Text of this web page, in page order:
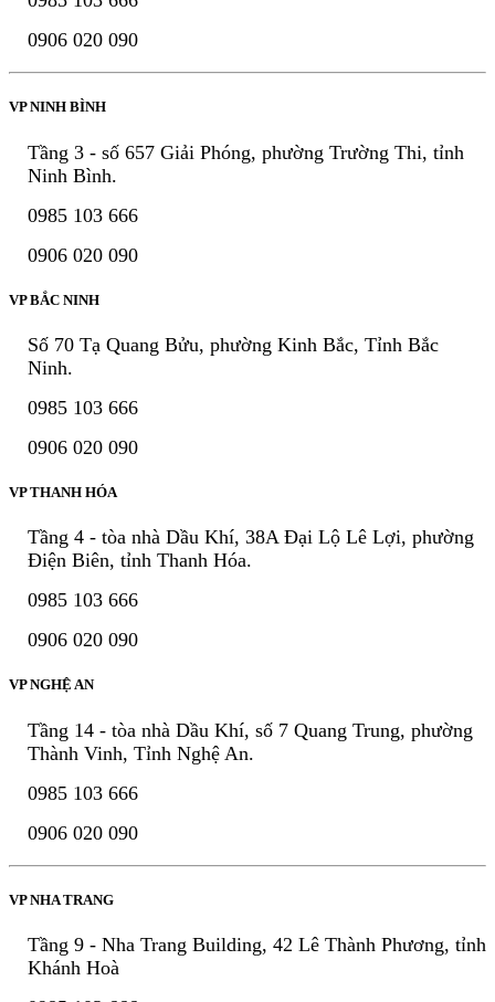
0906 020 090
VP NINH BÌNH
Tầng 3 - số 657 Giải Phóng, phường Trường Thi, tỉnh
Ninh Bình.
0985 103 666
0906 020 090
VP BẮC NINH
Số 70 Tạ Quang Bửu, phường Kinh Bắc, Tỉnh Bắc
Ninh.
0985 103 666
0906 020 090
VP THANH HÓA
Tầng 4 - tòa nhà Dầu Khí, 38A Đại Lộ Lê Lợi, phường
Điện Biên, tỉnh Thanh Hóa.
0985 103 666
0906 020 090
VP NGHỆ AN
Tầng 14 - tòa nhà Dầu Khí, số 7 Quang Trung, phường
Thành Vinh, Tỉnh Nghệ An.
0985 103 666
0906 020 090
VP NHA TRANG
Tầng 9 - Nha Trang Building, 42 Lê Thành Phương, tỉnh
Khánh Hoà